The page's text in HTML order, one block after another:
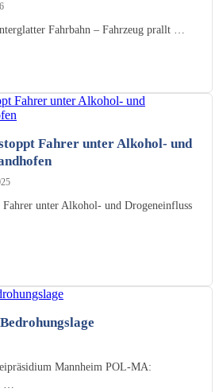
Fahrbahn – Fahrzeug prallt …
Fahrer unter Alkohol- und
unter Alkohol- und Drogeneinfluss
Mannheim POL-MA:
…